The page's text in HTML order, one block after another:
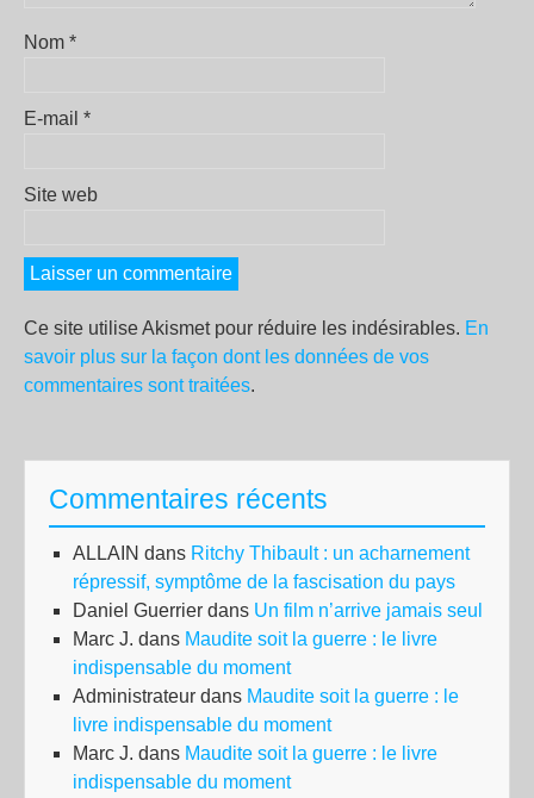
Nom *
E-mail *
Site web
Ce site utilise Akismet pour réduire les indésirables. En
savoir plus sur la façon dont les données de vos
commentaires sont traitées.
Commentaires récents
ALLAIN dans Ritchy Thibault : un acharnement
répressif, symptôme de la fascisation du pays
Daniel Guerrier dans Un film n’arrive jamais seul
Marc J. dans Maudite soit la guerre : le livre
indispensable du moment
Administrateur dans Maudite soit la guerre : le
livre indispensable du moment
Marc J. dans Maudite soit la guerre : le livre
indispensable du moment